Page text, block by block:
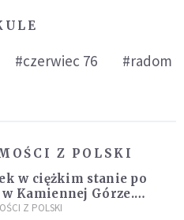
#czerwiec 76
#radom
Z POLSKI
w ciężkim stanie po
w Kamiennej Górze.
zatrzymała dwóch
Z POLSKI